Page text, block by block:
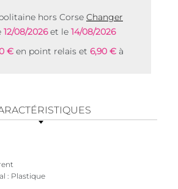
hors Corse Changer
12/08/2026et le 14/08/2026
€ en point relais et 6,90 € à
Plastique